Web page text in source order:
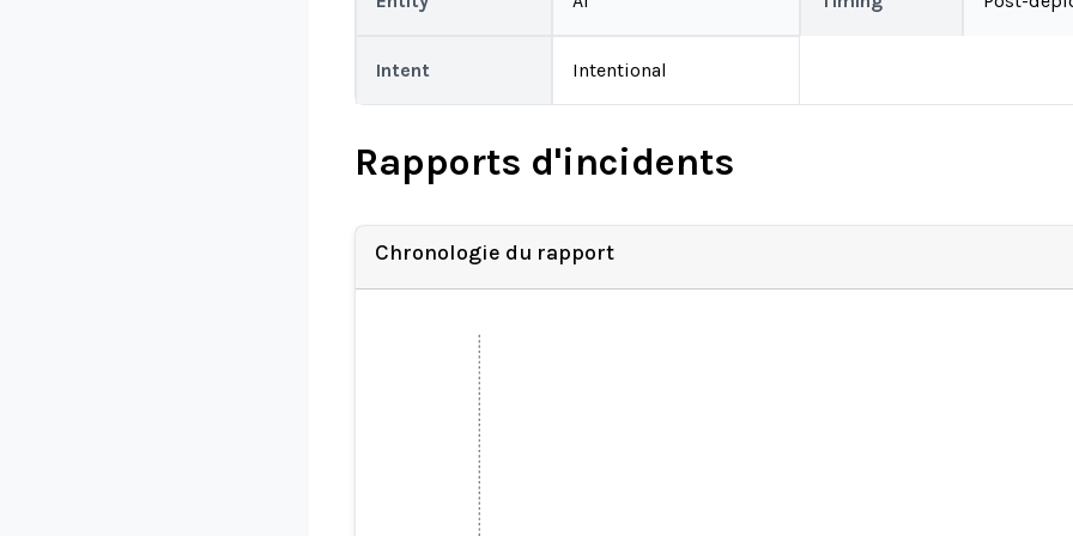
Intent Intentional
Rapports d'incidents
Chronologie du rapport